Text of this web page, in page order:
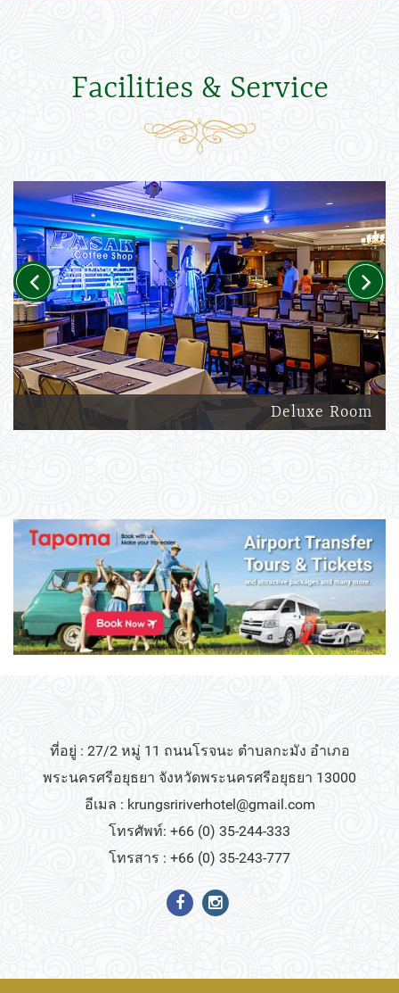
Facilities & Service
Deluxe Room
Previous Next
ที่อยู่ : 27/2 หมู่ 11 ถนนโรจนะ ตำบลกะมัง อำเภอ
พระนครศรีอยุธยา จังหวัดพระนครศรีอยุธยา 13000
อีเมล : krungsririverhotel@gmail.com
โทรศัพท์: +66 (0) 35-244-333
โทรสาร : +66 (0) 35-243-777